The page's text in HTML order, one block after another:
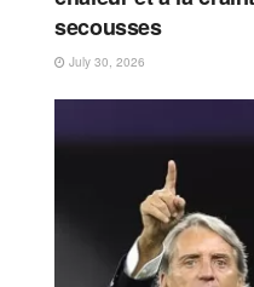
secousses
July 30, 2026